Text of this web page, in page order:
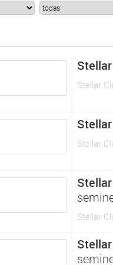
Stellar
Stellar
Stellar